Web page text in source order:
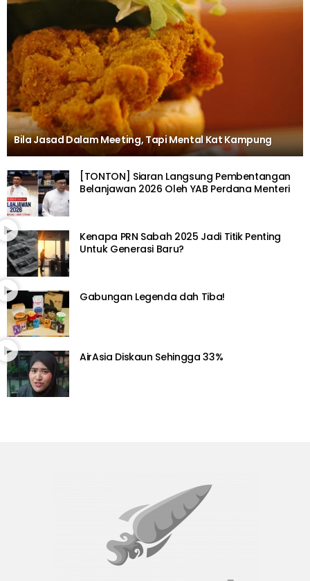
Bila Jasad Dalam Meeting, Tapi Mental Kat Kampung
[TONTON] Siaran Langsung Pembentangan
Belanjawan 2026 Oleh YAB Perdana Menteri
Kenapa PRN Sabah 2025 Jadi Titik Penting
Untuk Generasi Baru?
Gabungan Legenda dah Tiba!
AirAsia Diskaun Sehingga 33%